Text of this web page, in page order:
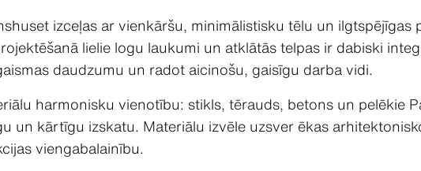
izceļas ar vienkāršu, minimālistisku tēlu un ilgtspējīgas
lielie logu laukumi un atklātās telpas ir dabiski
daudzumu un radot aicinošu, gaisīgu darba vidi.
harmonisku vienotību: stikls, tērauds, betons un pelēkie
un kārtīgu izskatu. Materiālu izvēle uzsver ēkas
viengabalainību.